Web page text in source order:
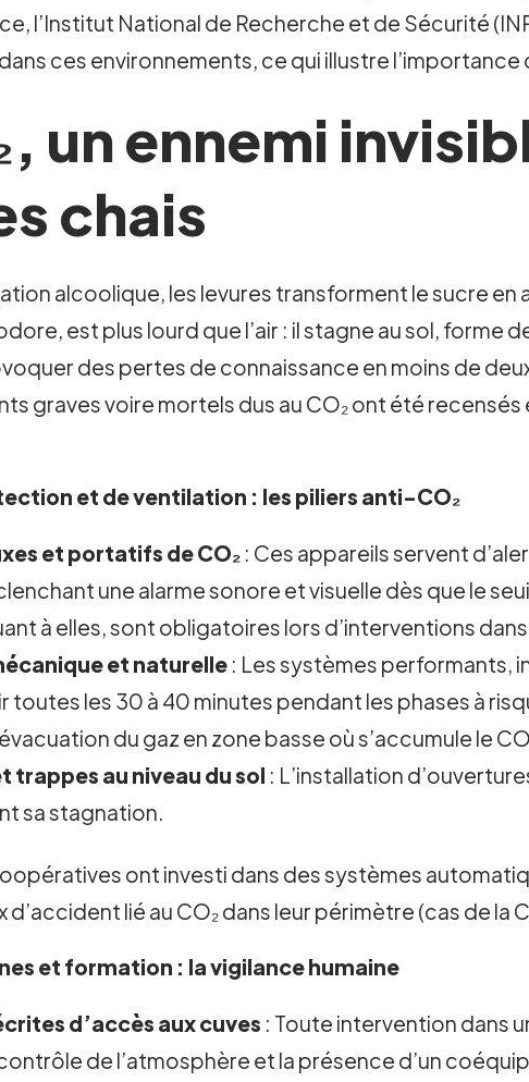
l’Institut National de Recherche et de Sécurité
ces environnements, ce qui illustre
un ennemi
chais
alcoolique, les levures transforment le sucre
est plus lourd que l’air : il stagne au sol, forme
des pertes de connaissance en moins de
graves voire mortels dus au CO₂ ont été
et de ventilation : les piliers anti-CO₂
et portatifs de CO₂ : Ces appareils servent
une alarme sonore et visuelle dès que le
à elles, sont obligatoires lors d’interventions
et naturelle : Les systèmes performants,
toutes les 30 à 40 minutes pendant les phases à
du gaz en zone basse où s’accumule le
trappes au niveau du sol : L’installation
sa stagnation.
ont investi dans des systèmes
d’accident lié au CO₂ dans leur périmètre (cas de la
et formation : la vigilance humaine
d’accès aux cuves : Toute intervention dans
de l’atmosphère et la présence d’un